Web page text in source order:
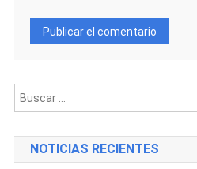
NOTICIAS RECIENTES